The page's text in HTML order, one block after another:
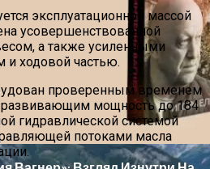
Препарата
Путеводитель По Главным
Древнего
эксплуатационной массой
усовершенствованной
а также усиленными
и ходовой частью.
проверенным временем
развивающим мощность до 184
гидравлической системой
потоками масла